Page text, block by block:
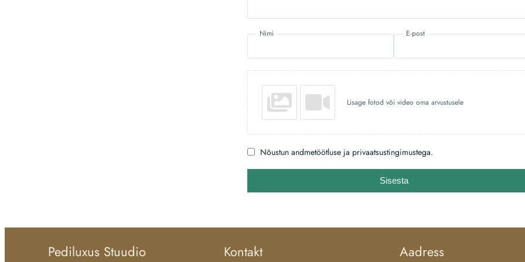
Nimi E-post
Lisage fotod või video oma arvustusele
Nõustun andmetöötluse ja privaatsustingimustega.
Sisesta
Pediluxus Stuudio Kontakt Aadress